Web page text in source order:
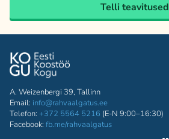
Telli teavitused
A. Weizenbergi 39, Tallinn
Email: info@rahvaalgatus.ee
Telefon: +372 5564 5216 (E-N 9:00–16:30)
Facebook: fb.me/rahvaalgatus